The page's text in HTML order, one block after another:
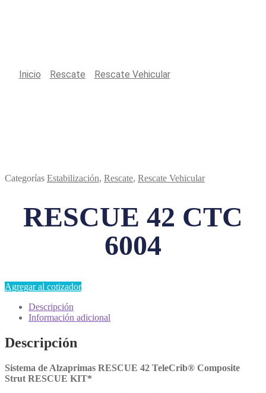
Inicio Rescate Rescate Vehicular/
Categorías Estabilización, Rescate, Rescate Vehicular
RESCUE 42 CTC
6004
Agregar al cotizador
Descripción
Información adicional
Descripción
Sistema de Alzaprimas RESCUE 42 TeleCrib® Composite
Strut RESCUE KIT*